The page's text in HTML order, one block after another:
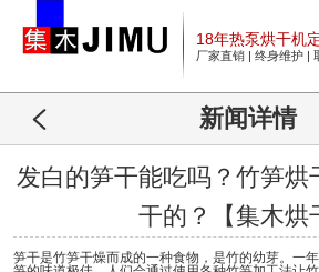
18年热泵烘干机
厂家直销 | 终身维护 |
新闻详情
发白的笋干能吃吗？竹笋烘
干的？【集木烘
笋干是竹笋干燥而成的一种食物，是竹的幼芽。一